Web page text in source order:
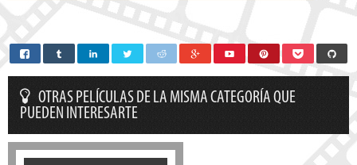
OTRAS PELÍCULAS DE LA MISMA CATEGORÍA QUE
PUEDEN INTERESARTE